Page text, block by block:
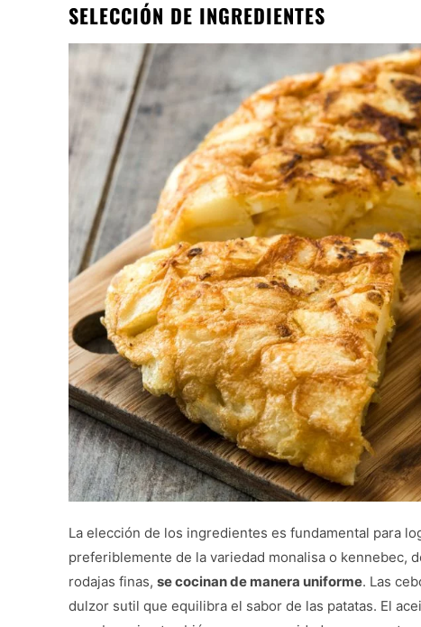
SELECCIÓN DE INGREDIENTES
La elección de los ingredientes es fundamental para
preferiblemente de la variedad monalisa o kennebec,
rodajas finas, se cocinan de manera uniforme. Las
dulzor sutil que equilibra el sabor de las patatas. El